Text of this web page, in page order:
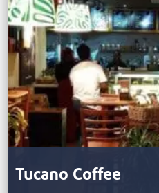
Tucano Coffee